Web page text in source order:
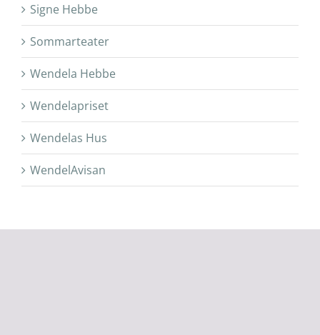
Signe Hebbe
Sommarteater
Wendela Hebbe
Wendelapriset
Wendelas Hus
WendelAvisan